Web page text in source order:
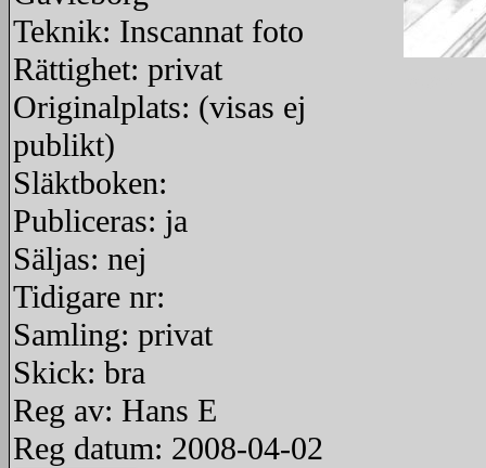
Teknik: Inscannat foto
Rättighet: privat
Originalplats: (visas ej
publikt)
Släktboken:
Publiceras: ja
Säljas: nej
Tidigare nr:
Samling: privat
Skick: bra
Reg av: Hans E
Reg datum: 2008-04-02